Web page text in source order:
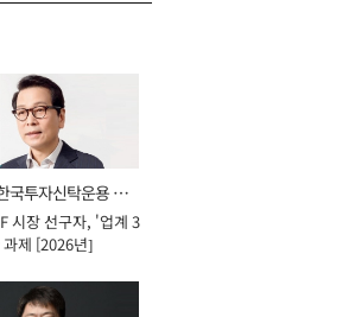
국투자신탁운용 대
장
시장 선구자, '업계 3
제 [2026년]